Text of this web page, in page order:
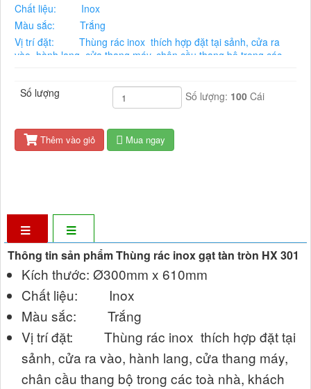
Chất liệu: Inox
Màu sắc: Trắng
Vị trí đặt: Thùng rác inox thích hợp đặt tại sảnh, cửa ra
vào, hành lang, cửa thang máy, chân cầu thang bộ trong các
Bảo hành 12 tháng
Số lượng Số lượng: 100 Cái
Thêm vào giỏ Mua ngay
Thông tin sản phẩm Thùng rác inox gạt tàn tròn HX 301
Kích thước: Ø300mm x 610mm
Chất liệu: Inox
Màu sắc: Trắng
Vị trí đặt: Thùng rác inox thích hợp đặt tại
sảnh, cửa ra vào, hành lang, cửa thang máy,
chân cầu thang bộ trong các toà nhà, khách